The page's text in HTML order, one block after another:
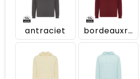
antraciet bordeauxrood